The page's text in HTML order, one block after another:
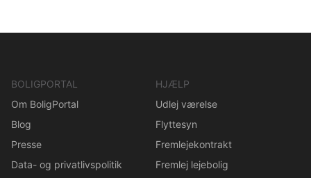
BOLIGPORTAL
Om BoligPortal
Blog
Presse
Data- og privatlivspolitik
HJÆLP
Udlej værelse
Flyttesyn
Fremlejekontrakt
Fremlej lejebolig